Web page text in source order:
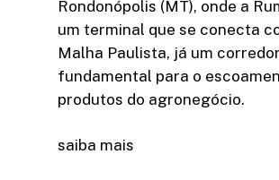
Rondonópolis (MT), onde a
um terminal que se conecta
Malha Paulista, já um corredor
fundamental para o
produtos do agronegócio.
saiba mais